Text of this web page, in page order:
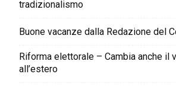
tradizionalismo
Buone vacanze dalla Redazione del
Riforma elettorale – Cambia anche il
all’estero